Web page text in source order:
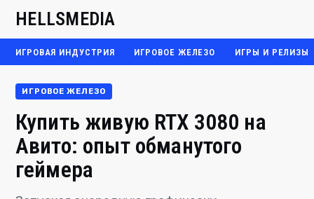
HELLSMEDIA
ИГРОВАЯ ИНДУСТРИЯ ИГРОВОЕ ЖЕЛЕЗО ИГРЫ И РЕЛИЗЫ
ИГРОВОЕ ЖЕЛЕЗО
Купить живую RTX 3080 на
Авито: опыт обманутого
геймера